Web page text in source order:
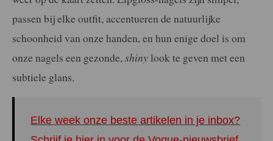
passen bij elke outfit, accentueren de natuurlijke
schoonheid van onze handen, en hun enige doel is om
onze nagels een gezonde, shiny look te geven met een
subtiele glans.
Elke week onze beste artikelen in je inbox?